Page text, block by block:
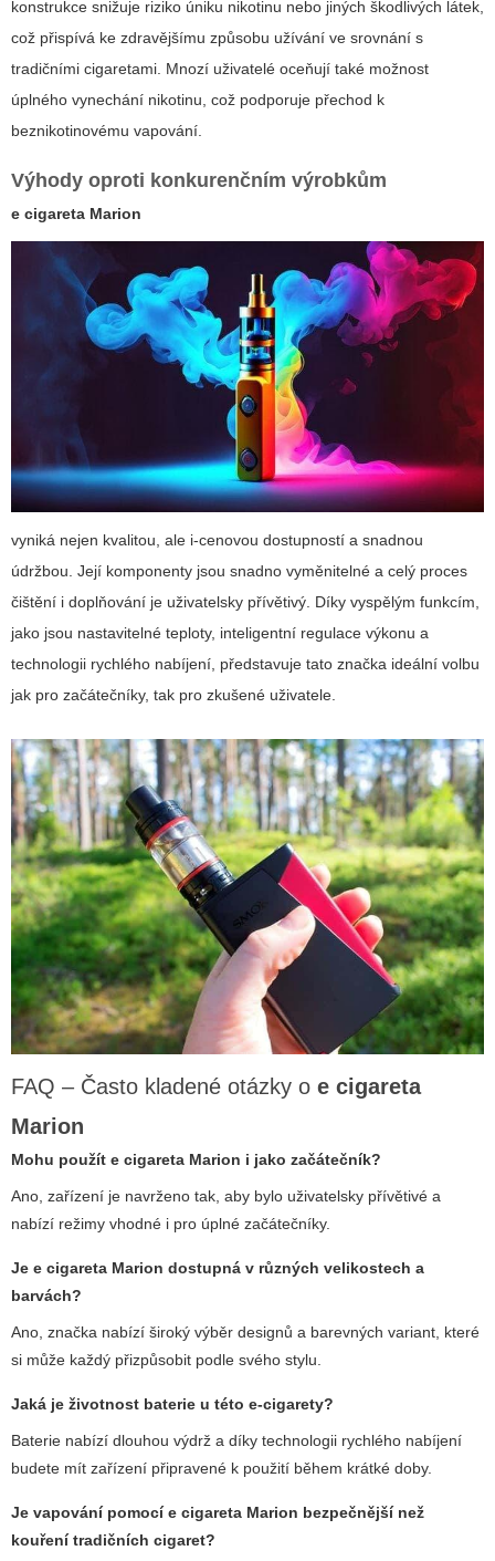
konstrukce snižuje riziko úniku nikotinu nebo jiných škodlivých látek,
což přispívá ke zdravějšímu způsobu užívání ve srovnání s
tradičními cigaretami. Mnozí uživatelé oceňují také možnost
úplného vynechání nikotinu, což podporuje přechod k
beznikotinovému vapování.
Výhody oproti konkurenčním výrobkům
e cigareta Marion
vyniká nejen kvalitou, ale i-cenovou dostupností a snadnou
údržbou. Její komponenty jsou snadno vyměnitelné a celý proces
čištění i doplňování je uživatelsky přívětivý. Díky vyspělým funkcím,
jako jsou nastavitelné teploty, inteligentní regulace výkonu a
technologii rychlého nabíjení, představuje tato značka ideální volbu
jak pro začátečníky, tak pro zkušené uživatele.
FAQ – Často kladené otázky o e cigareta
Marion
Mohu použít e cigareta Marion i jako začátečník?
Ano, zařízení je navrženo tak, aby bylo uživatelsky přívětivé a
nabízí režimy vhodné i pro úplné začátečníky.
Je e cigareta Marion dostupná v různých velikostech a
barvách?
Ano, značka nabízí široký výběr designů a barevných variant, které
si může každý přizpůsobit podle svého stylu.
Jaká je životnost baterie u této e-cigarety?
Baterie nabízí dlouhou výdrž a díky technologii rychlého nabíjení
budete mít zařízení připravené k použití během krátké doby.
Je vapování pomocíe cigareta Marion bezpečnější než
kouření tradičních cigaret?